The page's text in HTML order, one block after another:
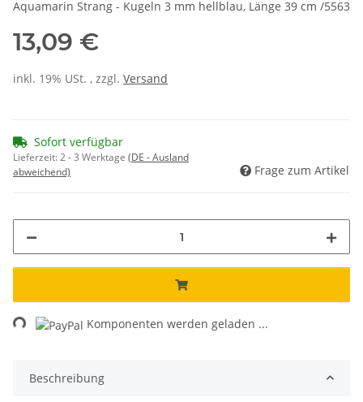
Aquamarin Strang - Kugeln 3 mm hellblau, Länge 39 cm /5563
13,09 €
inkl. 19% USt. , zzgl. Versand
Sofort verfügbar
Lieferzeit:2 - 3 Werktage (DE - Ausland
abweichend)
Frage zum Artikel
Komponenten werden geladen ...
Beschreibung